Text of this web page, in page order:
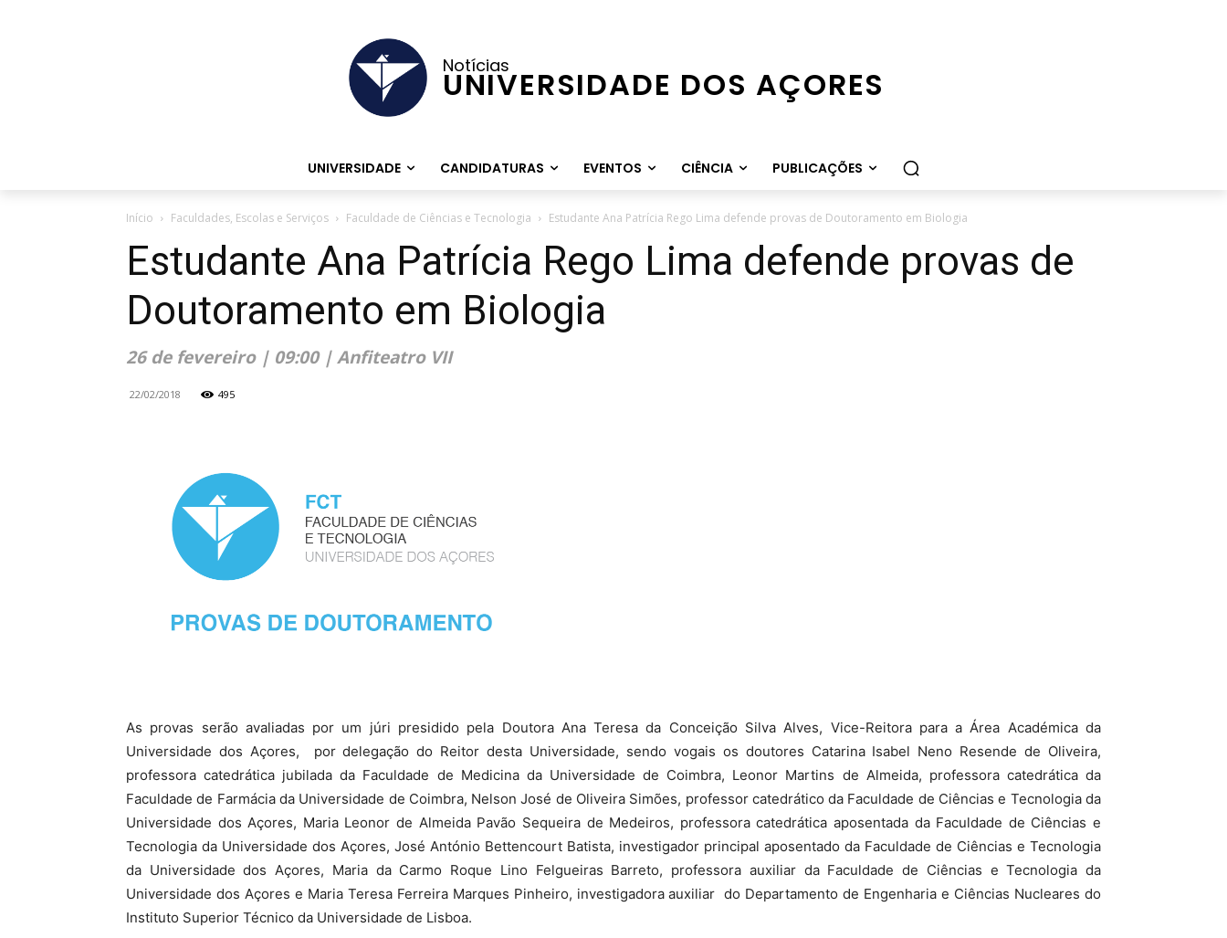
Notícias
UNIVERSIDADE DOS AÇORES
UNIVERSIDADE CANDIDATURAS EVENTOS CIÊNCIA PUBLICAÇÕES
Início Faculdades, Escolas e Serviços Faculdade de Ciências e Tecnologia Estudante Ana Patrícia Rego Lima defende provas de Doutoramento em Biologia
Estudante Ana Patrícia Rego Lima defende provas de
Doutoramento em Biologia
26 de fevereiro | 09:00 | Anfiteatro VII
22/02/2018 495
As provas serão avaliadas por um júri presidido pela Doutora Ana Teresa da Conceição Silva Alves, Vice-Reitora para a Área Académica da
Universidade dos Açores, por delegação do Reitor desta Universidade, sendo vogais os doutores Catarina Isabel Neno Resende de Oliveira,
professora catedrática jubilada da Faculdade de Medicina da Universidade de Coimbra, Leonor Martins de Almeida, professora catedrática da
Faculdade de Farmácia da Universidade de Coimbra, Nelson José de Oliveira Simões, professor catedrático da Faculdade de Ciências e Tecnologia da
Universidade dos Açores, Maria Leonor de Almeida Pavão Sequeira de Medeiros, professora catedrática aposentada da Faculdade de Ciências e
Tecnologia da Universidade dos Açores, José António Bettencourt Batista, investigador principal aposentado da Faculdade de Ciências e Tecnologia
da Universidade dos Açores, Maria da Carmo Roque Lino Felgueiras Barreto, professora auxiliar da Faculdade de Ciências e Tecnologia da
Universidade dos Açores e Maria Teresa Ferreira Marques Pinheiro, investigadora auxiliar do Departamento de Engenharia e Ciências Nucleares do
Instituto Superior Técnico da Universidade de Lisboa.